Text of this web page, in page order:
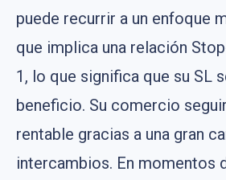
puede recurrir a un enfoque
que implica una relación
1, lo que significa que su SL
beneficio. Su comercio
rentable gracias a una gran
intercambios. En momentos